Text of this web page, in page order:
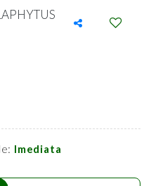
Imediata